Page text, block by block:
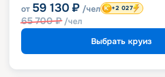
от 59 130 ₽ /чел
65 700₽ /чел
+2 027
Выбрать круиз